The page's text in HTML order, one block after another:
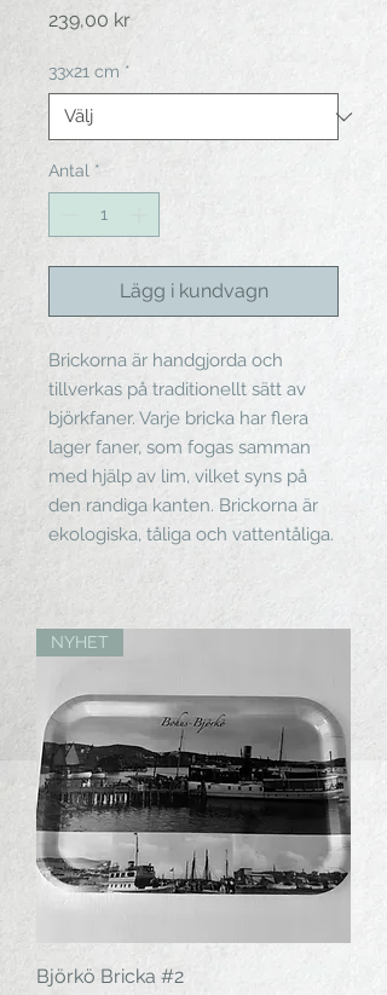
239,00 krPris
33x21 cm *
Antal *
Lägg i kundvagn
Brickorna är handgjorda och
tillverkas på traditionellt sätt av
björkfaner. Varje bricka har flera
lager faner, som fogas samman
med hjälp av lim, vilket syns på
den randiga kanten. Brickorna är
ekologiska, tåliga och vattentåliga.
NYHET
Björkö Bricka #2